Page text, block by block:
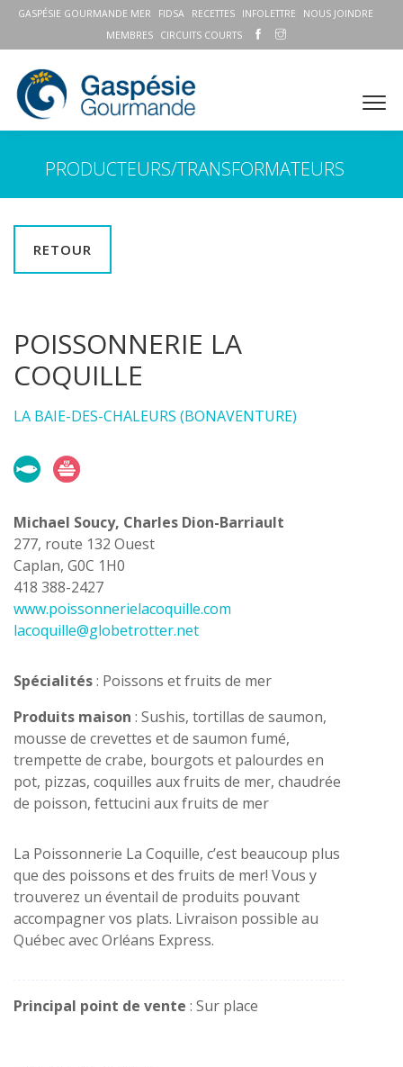
GASPÉSIE GOURMANDE MER FIDSA RECETTES INFOLETTRE
NOUS JOINDRE
MEMBRES
CIRCUITS COURTS
PRODUCTEURS/TRANSFORMATEURS
RETOUR
POISSONNERIE LA
COQUILLE
LA BAIE-DES-CHALEURS (BONAVENTURE)
Michael Soucy, Charles Dion-Barriault
277, route 132 Ouest
Caplan, G0C 1H0
418 388-2427
www.poissonnerielacoquille.com
lacoquille@globetrotter.net
Spécialités: Poissons et fruits de mer
Produits maison : Sushis, tortillas de saumon,
mousse de crevettes et de saumon fumé,
trempette de crabe, bourgots et palourdes en
pot, pizzas, coquilles aux fruits de mer, chaudrée
de poisson, fettucini aux fruits de mer
La Poissonnerie La Coquille, c’est beaucoup plus
que des poissons et des fruits de mer! Vous y
trouverez un éventail de produits pouvant
accompagner vos plats. Livraison possible au
Québec avec Orléans Express.
Principal point de vente : Sur place